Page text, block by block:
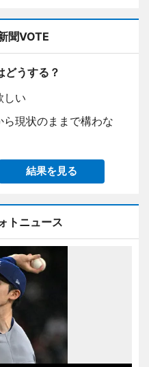
聞VOTE
どうする？
しい
現状のままで構わな
結果を見る
トニュース